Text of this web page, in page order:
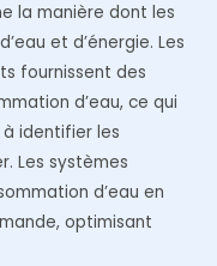
la manière dont les
et d’énergie. Les
fournissent des
d’eau, ce qui
identifier les
Les systèmes
d’eau en
optimisant